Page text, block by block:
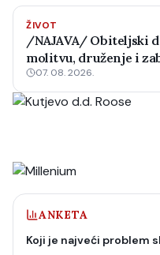
ŽIVOT
/NAJAVA/ Obiteljski
molitvu, druženje i
07. 08. 2026.
ANKETA
Koji je najveći problem